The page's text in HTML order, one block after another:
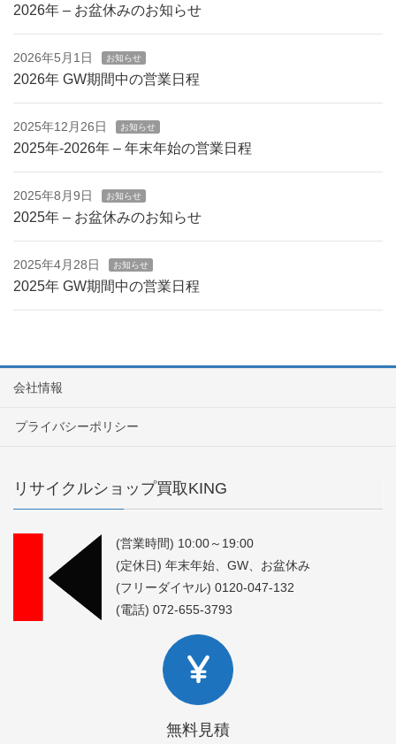
2026年 – お盆休みのお知らせ
2026年5月1日 お知らせ
2026年 GW期間中の営業日程
2025年12月26日 お知らせ
2025年-2026年 – 年末年始の営業日程
2025年8月9日 お知らせ
2025年 – お盆休みのお知らせ
2025年4月28日 お知らせ
2025年 GW期間中の営業日程
会社情報
プライバシーポリシー
リサイクルショップ買取KING
(営業時間) 10:00～19:00
(定休日) 年末年始、GW、お盆休み
(フリーダイヤル) 0120-047-132
(電話) 072-655-3793
無料見積